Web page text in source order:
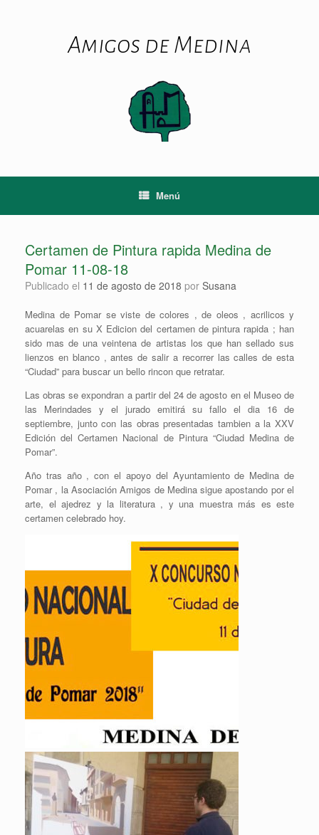
Amigos de Medina
Menú
Certamen de Pintura rapida Medina de
Pomar 11-08-18
Publicado el 11 de agosto de 2018 por Susana
Medina de Pomar se viste de colores , de oleos , acrilicos y
acuarelas en su X Edicion del certamen de pintura rapida ; han
sido mas de una veintena de artistas los que han sellado sus
lienzos en blanco , antes de salir a recorrer las calles de esta
“Ciudad” para buscar un bello rincon que retratar.
Las obras se expondran a partir del 24 de agosto en el Museo de
las Merindades y el jurado emitirá su fallo el dia 16 de
septiembre, junto con las obras presentadas tambien a la XXV
Edición del Certamen Nacional de Pintura “Ciudad Medina de
Pomar”.
Año tras año , con el apoyo del Ayuntamiento de Medina de
Pomar , la Asociación Amigos de Medina sigue apostando por el
arte, el ajedrez y la literatura , y una muestra más es este
certamen celebrado hoy.